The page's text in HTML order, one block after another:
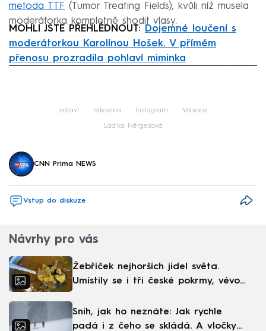
metoda TTF (Tumor Treating Fields), kvůli níž musela
moderátorka kompletně shodit vlasy.
MOHLI JSTE PŘEHLÉDNOUT:
Dojemné loučení s
moderátorkou Karolínou Hošek. V přímém
přenosu prozradila pohlaví miminka
zdraví rakovina Instagram Vánoce
Laďka Něrgešová
CNN Prima NEWS
Vstup do diskuze
Návrhy pro vás
Žebříček nejhorších jídel světa.
Umístily se i tři české pokrmy, vévodí
Sníh, jak ho neznáte: Jak rychle
padá i z čeho se skládá. A vločky